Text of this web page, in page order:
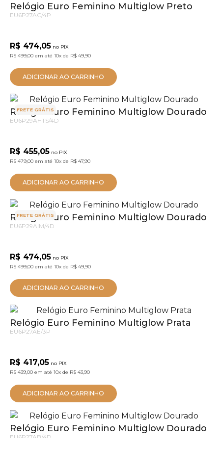
Relógio Euro Feminino Multiglow Preto
EU6P27AC/4P
R$ 474,05 no PIX
R$ 499,00 em até 10x de R$ 49,90
ADICIONAR AO CARRINHO
FRETE GRÁTIS
Relógio Euro Feminino Multiglow Dourado
EU6P29AHTS/4D
R$ 455,05 no PIX
R$ 479,00 em até 10x de R$ 47,90
ADICIONAR AO CARRINHO
FRETE GRÁTIS
Relógio Euro Feminino Multiglow Dourado
EU6P29AIM/4D
R$ 474,05 no PIX
R$ 499,00 em até 10x de R$ 49,90
ADICIONAR AO CARRINHO
Relógio Euro Feminino Multiglow Prata
EU6P27AE/3P
R$ 417,05 no PIX
R$ 439,00 em até 10x de R$ 43,90
ADICIONAR AO CARRINHO
Relógio Euro Feminino Multiglow Dourado
EU6P27AB/4D